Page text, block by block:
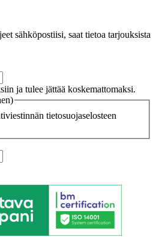
sähköpostiisi, saat tietoa tarjouksista
ja tulee jättää koskemattomaksi.
tietosuojaselosteen